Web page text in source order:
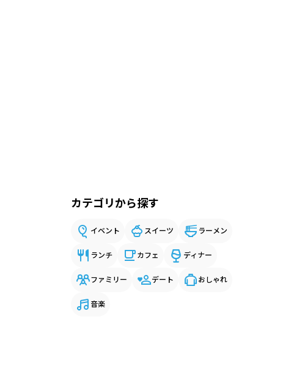
カテゴリから探す
イベント スイーツ ラーメン
ランチ カフェ ディナー
ファミリー デート おしゃれ
音楽